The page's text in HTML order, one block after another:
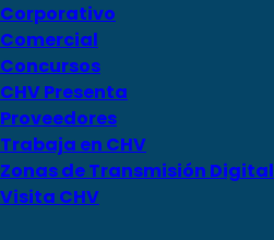
Corporativo
Comercial
Concursos
CHV Presenta
Proveedores
Trabaja en CHV
Zonas de Transmisión Digital
Visita CHV